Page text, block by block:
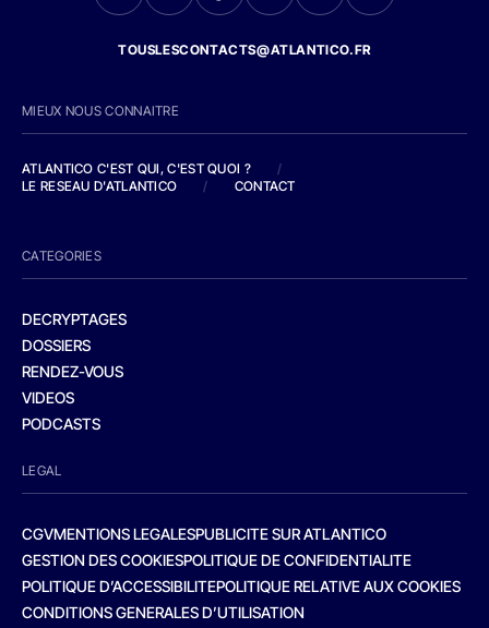
TOUSLESCONTACTS@ATLANTICO.FR
MIEUX NOUS CONNAITRE
ATLANTICO C'EST QUI, C'EST QUOI ?
/
LE RESEAU D'ATLANTICO
/ CONTACT
CATEGORIES
DECRYPTAGES
DOSSIERS
RENDEZ-VOUS
VIDEOS
PODCASTS
LEGAL
CGVMENTIONS LEGALESPUBLICITE SUR ATLANTICO
GESTION DES COOKIESPOLITIQUE DE CONFIDENTIALITE
POLITIQUE D’ACCESSIBILITEPOLITIQUE RELATIVE AUX COOKIES
CONDITIONS GENERALES D’UTILISATION